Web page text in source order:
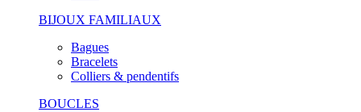
BIJOUX FAMILIAUX
Bagues
Bracelets
Colliers & pendentifs
BOUCLES